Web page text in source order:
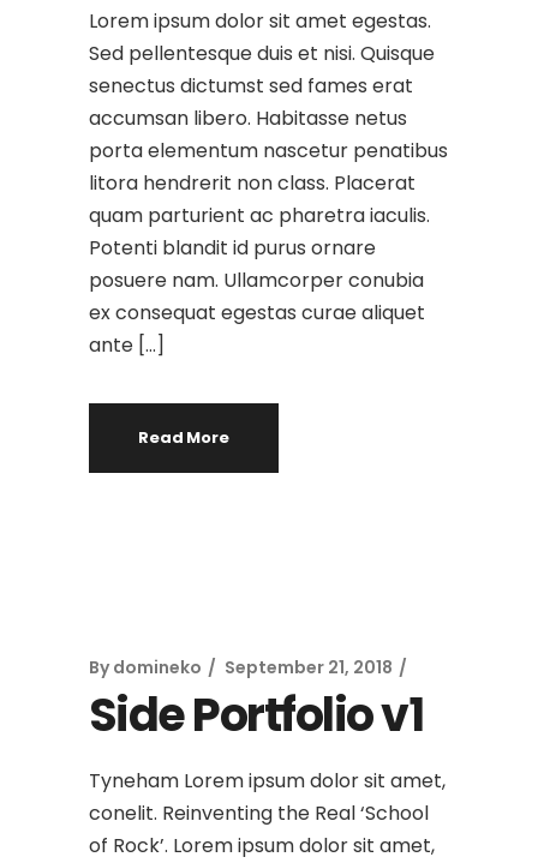
Lorem ipsum dolor sit amet egestas.
Sed pellentesque duis et nisi. Quisque
senectus dictumst sed fames erat
accumsan libero. Habitasse netus
porta elementum nascetur penatibus
litora hendrerit non class. Placerat
quam parturient ac pharetra iaculis.
Potenti blandit id purus ornare
posuere nam. Ullamcorper conubia
ex consequat egestas curae aliquet
ante […]
Read More
By domineko September 21, 2018
Side Portfolio v1
Tyneham Lorem ipsum dolor sit amet,
conelit. Reinventing the Real ‘School
of Rock’. Lorem ipsum dolor sit amet,